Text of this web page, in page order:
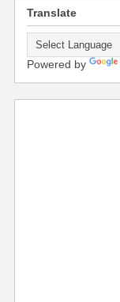
Translate
Powered by